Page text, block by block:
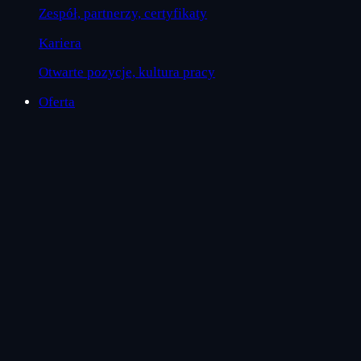
Zespół, partnerzy, certyfikaty
Kariera
Otwarte pozycje, kultura pracy
Oferta